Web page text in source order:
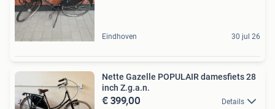
Eindhoven 30 jul 26
Nette Gazelle POPULAIR damesfiets 28
inch Z.g.a.n.
€ 399,00 Details